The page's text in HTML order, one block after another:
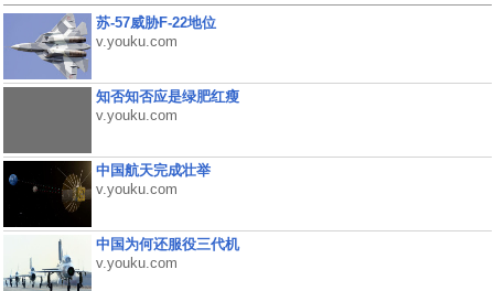
苏-57威胁F-22地位
v.youku.com
知否知否应是绿肥红瘦
v.youku.com
中国航天完成壮举
v.youku.com
中国为何还服役三代机
v.youku.com